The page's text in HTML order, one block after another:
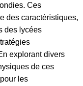
Ces
des caractéristiques,
des lycées
explorant divers
de ces
les